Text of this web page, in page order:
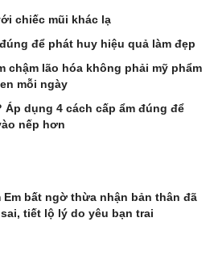
chiếc mũi khác lạ
để phát huy hiệu quả làm đẹp
chậm lão hóa không phải mỹ phẩm
mỗi ngày
dụng 4 cách cấp ẩm đúng để
nếp hơn
Em bất ngờ thừa nhận bản thân đã
tiết lộ lý do yêu bạn trai